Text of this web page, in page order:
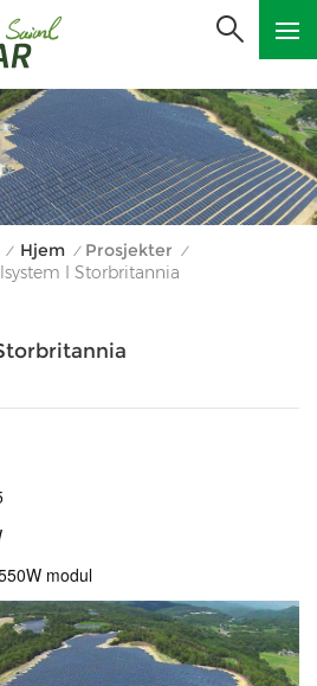
/ Hjem / Prosjekter /
I Storbritannia
modul